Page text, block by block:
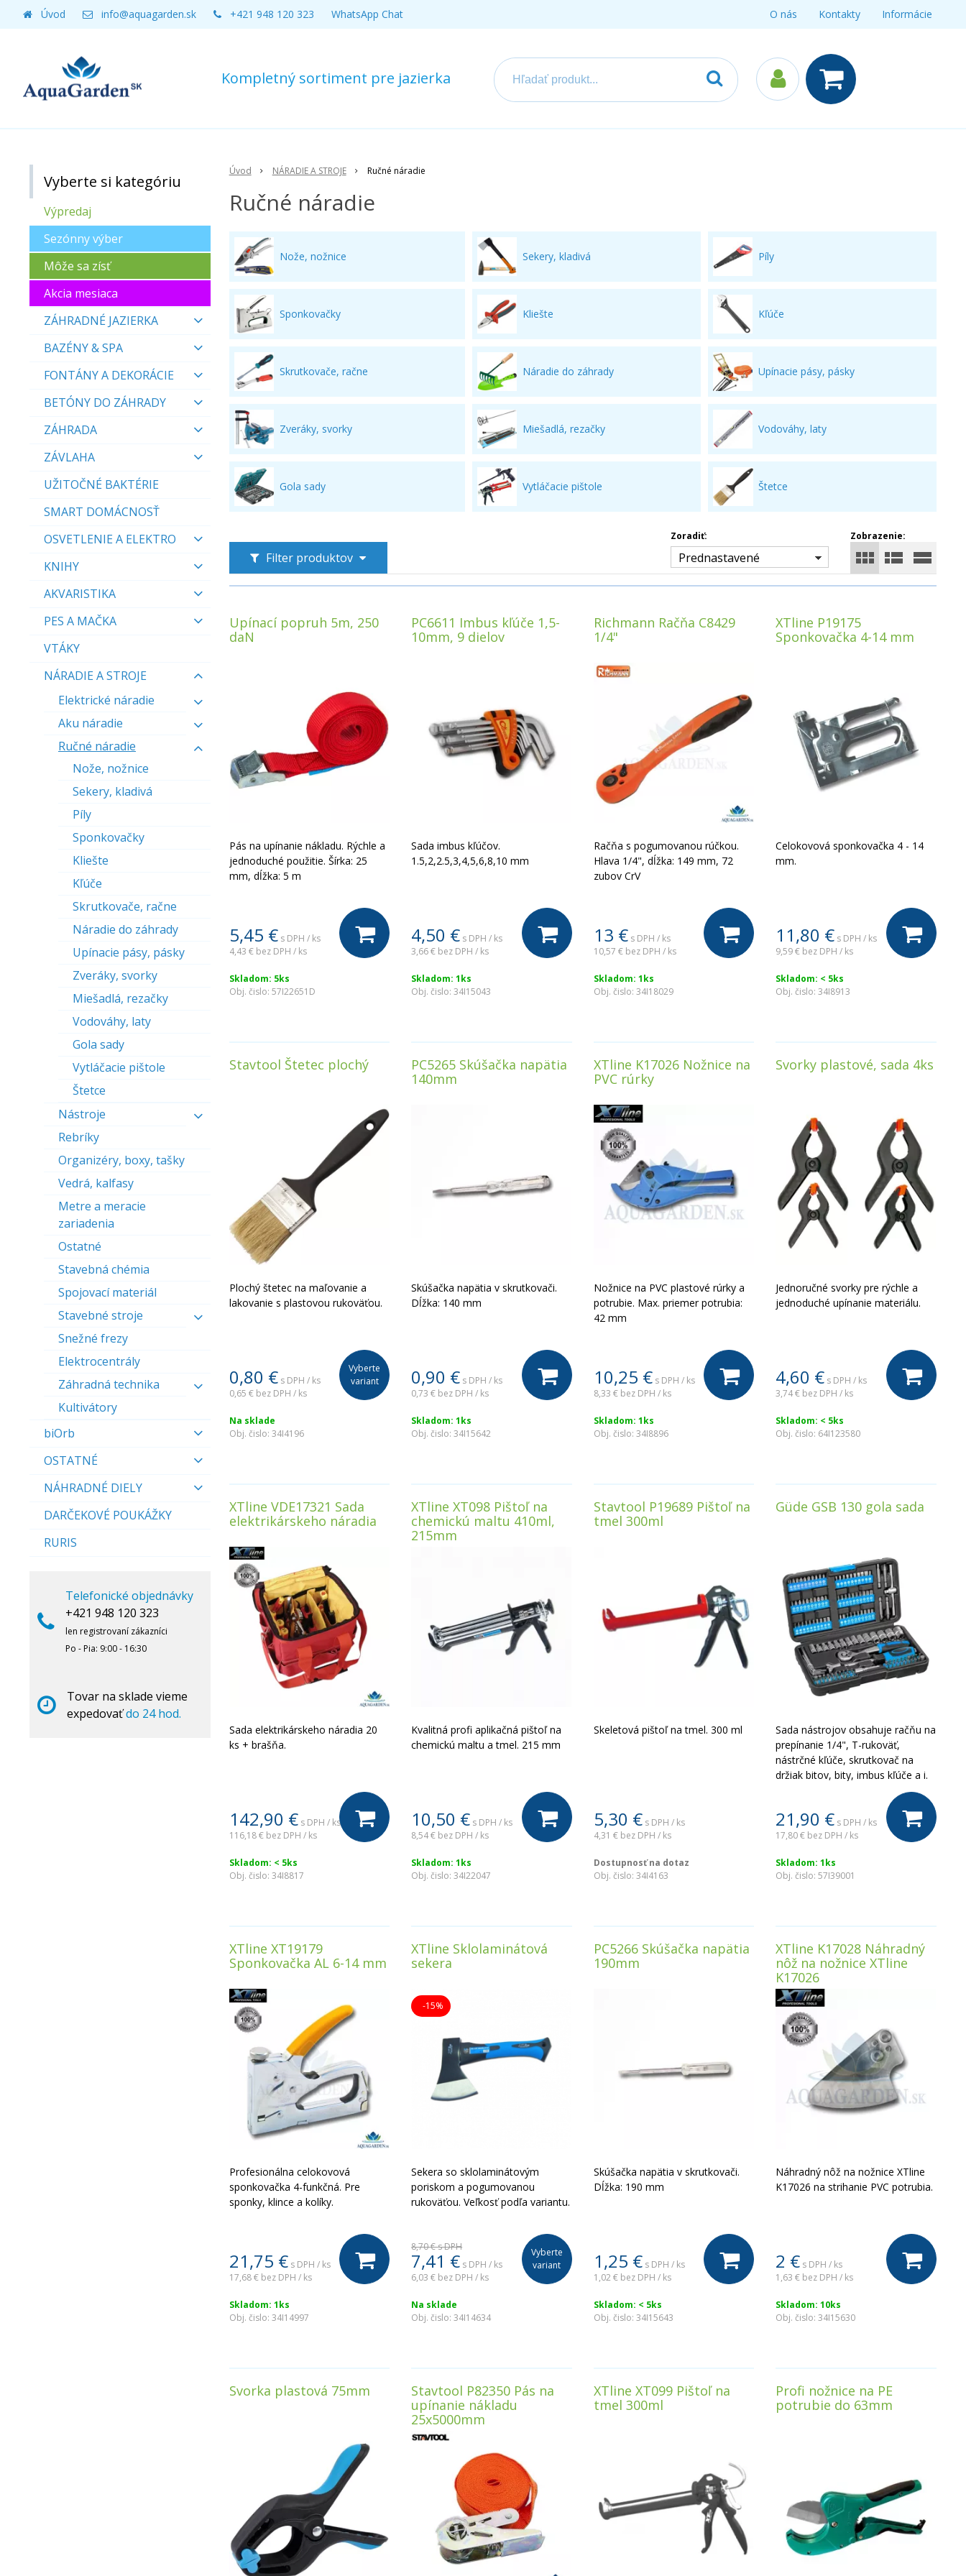
Kompletný sortiment pre jazierka
Úvod info@aquagarden.sk +421 948 120 323 WhatsApp Chat O nás Kontakty Informácie
Úvod NÁRADIE A STROJE Ručné náradie
Ručné náradie
Nože, nožnice Sekery, kladivá Píly
Sponkovačky Kliešte Kľúče
Skrutkovače, račne Náradie do záhrady Upínacie pásy, pásky
Zveráky, svorky Miešadlá, rezačky Vodováhy, laty
Gola sady Vytláčacie pištole Štetce
Filter produktov
Zobrazenie:
Zoradiť:
Prednastavené
Upínací popruh 5m, 250
daN
Pás na upínanie nákladu. Rýchle a
jednoduché použitie. Šírka: 25
mm, dĺžka: 5 m
5,45 € s DPH / ks
4,43 € bez DPH / ks
Skladom: 5ks
Obj. čislo: 57I22651D
PC6611 Imbus kľúče 1,5-
10mm, 9 dielov
Sada imbus kľúčov.
1.5,2,2.5,3,4,5,6,8,10 mm
4,50 € s DPH / ks
3,66 € bez DPH / ks
Skladom: 1ks
Obj. čislo:34I15043
Richmann Račňa C8429
1/4"
Račňa s pogumovanou rúčkou.
Hlava 1/4", dĺžka: 149 mm, 72
zubov CrV
13 € s DPH / ks
10,57 € bez DPH / ks
Skladom: 1ks
Obj. čislo: 34I18029
XTline P19175
Sponkovačka 4-14 mm
Celokovová sponkovačka 4 - 14
mm.
11,80 € s DPH / ks
9,59 € bez DPH / ks
Skladom: < 5ks
Obj. čislo:34I8913
Stavtool Štetec plochý
Plochý štetec na maľovanie a
lakovanie s plastovou rukoväťou.
0,80 € s DPH / ks
0,65 € bez DPH / ks
Vyberte
variant
Na sklade
Obj. čislo: 34I4196
PC5265 Skúšačka napätia
140mm
Skúšačka napätia v skrutkovači.
Dĺžka: 140 mm
0,90 € s DPH / ks
0,73 € bez DPH / ks
Skladom: 1ks
Obj. čislo:34I15642
XTline K17026 Nožnice na
PVC rúrky
Nožnice na PVC plastové rúrky a
potrubie. Max. priemer potrubia:
42 mm
10,25 € s DPH / ks
8,33 € bez DPH / ks
Skladom: 1ks
Obj. čislo: 34I8896
Svorky plastové, sada 4ks
Jednoručné svorky pre rýchle a
jednoduché upínanie materiálu.
4,60 € s DPH / ks
3,74 € bez DPH / ks
Skladom: < 5ks
Obj. čislo: 64I123580
XTline VDE17321 Sada
elektrikárskeho náradia
Sada elektrikárskeho náradia 20
ks + brašňa.
142,90 € s DPH / ks
116,18 € bez DPH / ks
Skladom: < 5ks
Obj. čislo: 34I8817
XTline XT098 Pištoľ na
chemickú maltu 410ml,
215mm
Kvalitná profi aplikačná pištoľ na
chemickú maltu a tmel. 215 mm
10,50 € s DPH / ks
8,54 € bez DPH / ks
Skladom: 1ks
Obj. čislo:34I22047
Stavtool P19689 Pištoľ na
tmel 300ml
Skeletová pištoľ na tmel. 300 ml
5,30 € s DPH / ks
4,31 € bez DPH / ks
Dostupnosť na dotaz
Obj. čislo: 34I4163
Güde GSB 130 gola sada
Sada nástrojov obsahuje račňu na
prepínanie 1/4", T-rukoväť,
nástrčné kľúče, skrutkovač na
držiak bitov, bity, imbus kľúče a i.
21,90 € s DPH / ks
17,80 € bez DPH / ks
Skladom: 1ks
Obj. čislo:57I39001
XTline XT19179
Sponkovačka AL 6-14 mm
Profesionálna celokovová
sponkovačka 4-funkčná. Pre
sponky, klince a kolíky.
21,75 € s DPH / ks
17,68 € bez DPH / ks
Skladom: 1ks
Obj. čislo: 34I14997
XTline Sklolaminátová
sekera
-15%
Sekera so sklolaminátovým
poriskom a pogumovanou
rukoväťou. Veľkosť podľa variantu.
8,70 €s DPH
7,41 € s DPH / ks
6,03 € bez DPH / ks
Vyberte
variant
Na sklade
Obj. čislo:34I14634
PC5266 Skúšačka napätia
190mm
Skúšačka napätia v skrutkovači.
Dĺžka: 190 mm
1,25 € s DPH / ks
1,02 € bez DPH / ks
Skladom: < 5ks
Obj. čislo: 34I15643
XTline K17028 Náhradný
nôž na nožnice XTline
K17026
Náhradný nôž na nožnice XTline
K17026 na strihanie PVC potrubia.
2 € s DPH / ks
1,63 € bez DPH / ks
Skladom: 10ks
Obj. čislo:34I15630
Svorka plastová 75mm
Stavtool P82350 Pás na
upínanie nákladu
25x5000mm
XTline XT099 Pištoľ na
tmel 300ml
Profi nožnice na PE
potrubie do 63mm
Vyberte si kategóriu
Výpredaj
Sezónny výber
Môže sa zísť
Akcia mesiaca
ZÁHRADNÉ JAZIERKA
BAZÉNY & SPA
FONTÁNY A DEKORÁCIE
BETÓNY DO ZÁHRADY
ZÁHRADA
ZÁVLAHA
UŽITOČNÉ BAKTÉRIE
SMART DOMÁCNOSŤ
OSVETLENIE A ELEKTRO
KNIHY
AKVARISTIKA
PES A MAČKA
VTÁKY
NÁRADIE A STROJE
Elektrické náradie
Aku náradie
Ručné náradie
Nože, nožnice
Sekery, kladivá
Píly
Sponkovačky
Kliešte
Kľúče
Skrutkovače, račne
Náradie do záhrady
Upínacie pásy, pásky
Zveráky, svorky
Miešadlá, rezačky
Vodováhy, laty
Gola sady
Vytláčacie pištole
Štetce
Nástroje
Rebríky
Organizéry, boxy, tašky
Vedrá, kalfasy
Metre a meracie
zariadenia
Ostatné
Stavebná chémia
Spojovací materiál
Stavebné stroje
Snežné frezy
Elektrocentrály
Záhradná technika
Kultivátory
biOrb
OSTATNÉ
NÁHRADNÉ DIELY
DARČEKOVÉ POUKÁŽKY
RURIS
Telefonické objednávky
+421 948 120 323
len registrovaní zákazníci
Po - Pia: 9:00 - 16:30
Tovar na sklade vieme
expedovaťdo 24 hod.